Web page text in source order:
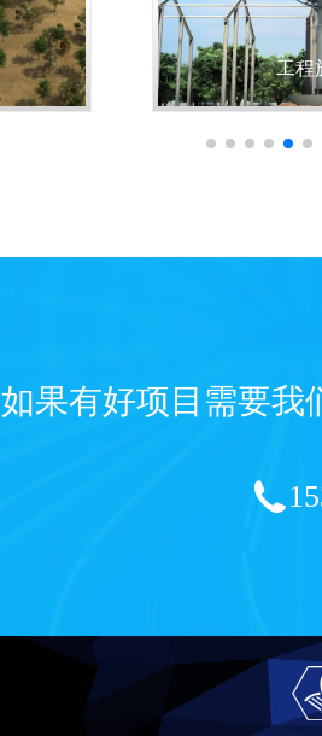
工程
如果有好项目需要我